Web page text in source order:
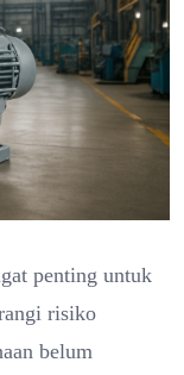
penting untuk
risiko
belum